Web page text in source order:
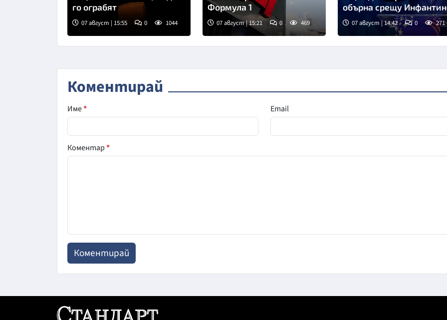
го ограбят
07 август | 15:55 0 1044
Формула 1
07 август | 15:21 0 469
обърна срещу
07 август | 14:42 0 271
Коментирай
Име* Email
Коментар*